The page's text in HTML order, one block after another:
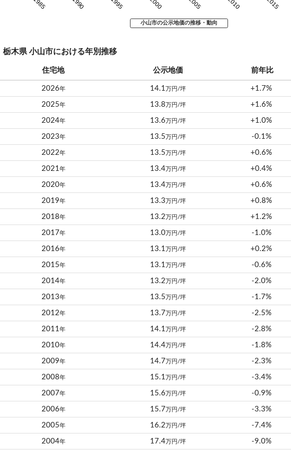
1985 1990 1995 2000 2005 2010 2015
小山市の公示地価の推移・動向
栃木県 小山市における年別推移
住宅地 公示地価 前年比
2026年 14.1 万円/坪 +1.7%
2025年 13.8 万円/坪 +1.6%
2024年 13.6 万円/坪 +1.0%
2023年 13.5 万円/坪 -0.1%
2022年 13.5 万円/坪 +0.6%
2021年 13.4 万円/坪 +0.4%
2020年 13.4 万円/坪 +0.6%
2019年 13.3 万円/坪 +0.8%
2018年 13.2 万円/坪 +1.2%
2017年 13.0 万円/坪 -1.0%
2016年 13.1 万円/坪 +0.2%
2015年 13.1 万円/坪 -0.6%
2014年 13.2 万円/坪 -2.0%
2013年 13.5 万円/坪 -1.7%
2012年 13.7 万円/坪 -2.5%
2011年 14.1 万円/坪 -2.8%
2010年 14.4 万円/坪 -1.8%
2009年 14.7 万円/坪 -2.3%
2008年 15.1 万円/坪 -3.4%
2007年 15.6 万円/坪 -0.9%
2006年 15.7 万円/坪 -3.3%
2005年 16.2 万円/坪 -7.4%
2004年 17.4 万円/坪 -9.0%